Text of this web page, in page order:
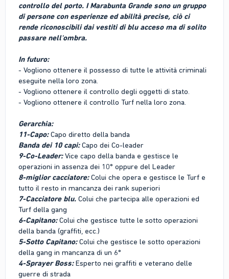
controllo del porto. I Marabunta Grande sono un gruppo
di persone con esperienze ed abilità precise, ciò ci
rende riconoscibili dai vestiti di blu acceso ma di solito
passare nell'ombra.
Infuturo:
- Vogliono ottenere il possesso di tutte le attività criminali
eseguite nella loro zona.
- Vogliono ottenere il controllo degli oggetti di stato.
- Vogliono ottenere il controllo Turf nella loro zona.
Gerarchia:
11-Capo:Capo diretto della banda
Banda dei 10 capi:Capo dei Co-leader
9-Co-Leader:Vice capo della banda e gestisce le
operazioni in assenza dei 10° oppure del Leader
8-miglior cacciatore:Colui che opera e gestisce le Turf e
tutto il resto in mancanza dei rank superiori
7-Cacciatore blu. Colui che partecipa alle operazioni ed
Turf della gang
6-Capitano:Colui che gestisce tutte le sotto operazioni
della banda (graffiti, ecc.)
5-Sotto Capitano:Colui che gestisce le sotto operazioni
della gang in mancanza di un 6°
4-Sprayer Boss:Esperto nei graffiti e veterano delle
guerre di strada